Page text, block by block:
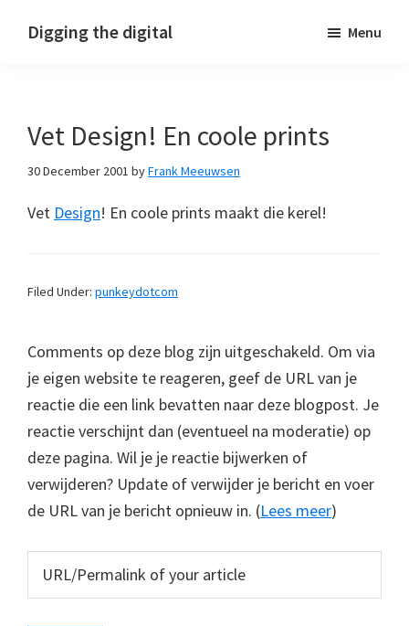
Digging the digital Menu
Vet Design! En coole prints
30 December 2001 byFrank Meeuwsen
Vet Design! En coole prints maakt die kerel!
Filed Under: punkeydotcom
Comments op deze blog zijn uitgeschakeld. Om via
je eigen website te reageren, geef de URL van je
reactie die een link bevatten naar deze blogpost. Je
reactie verschijnt dan (eventueel na moderatie) op
deze pagina. Wil je je reactie bijwerken of
verwijderen? Update of verwijder je bericht en voer
de URL van je bericht opnieuw in. (Lees meer)